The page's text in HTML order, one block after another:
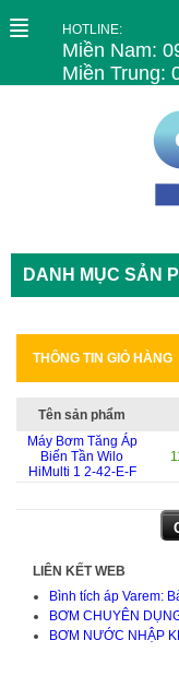
HOTLINE:
Miền Nam:
Miền Trung:
DANH MỤC SẢN
THÔNG TIN GIỎ HÀNG
Tên sản phẩm
Máy Bơm Tăng Áp
Biến Tần Wilo
HiMulti 1 2-42-E-F
LIÊN KẾT WEB
Bình tích áp Varem:
BƠM CHUYÊN
BƠM NƯỚC NHẬP